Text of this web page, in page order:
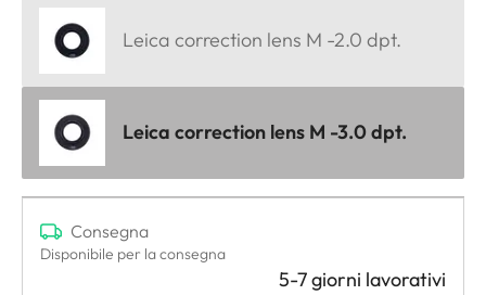
Leica correction lens M -2.0 dpt.
Leica correction lens M -3.0 dpt.
Consegna
Disponibile per la consegna
5-7 giorni lavorativi